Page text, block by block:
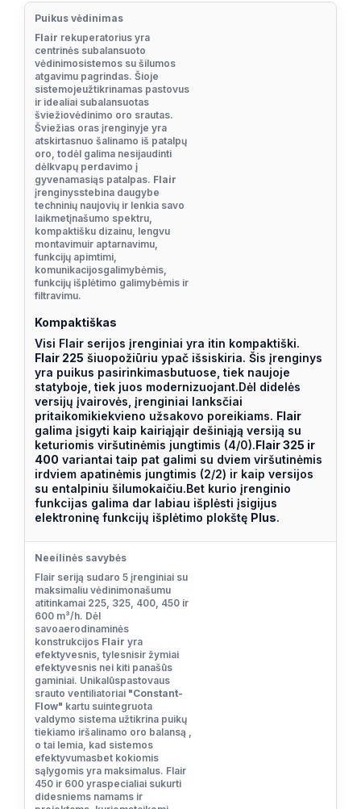
Puikus vėdinimas
Flair rekuperatorius yra
centrinės subalansuoto
vėdinimosistemos su šilumos
atgavimu pagrindas. Šioje
sistemojeužtikrinamas pastovus
ir idealiai subalansuotas
šviežiovėdinimo oro srautas.
Šviežias oras įrenginyje yra
atskirtasnuo šalinamo iš patalpų
oro, todėl galima nesijaudinti
dėlkvapų perdavimo į
gyvenamasiąs patalpas. Flair
įrenginysstebina daugybe
techninių naujovių ir lenkia savo
laikmetįnašumo spektru,
kompaktišku dizainu, lengvu
montavimuir aptarnavimu,
funkcijų apimtimi,
komunikacijosgalimybėmis,
funkcijų išplėtimo galimybėmis ir
filtravimu.
Kompaktiškas
Visi Flair serijos įrenginiai yra itin kompaktiški.
Flair 225 šiuopožiūriu ypač išsiskiria. Šis įrenginys
yra puikus pasirinkimasbutuose, tiek naujoje
statyboje, tiek juos modernizuojant.Dėl didelės
versijų įvairovės, įrenginiai lanksčiai
pritaikomikiekvieno užsakovo poreikiams. Flair
galima įsigyti kaip kairiąjąir dešiniąją versiją su
keturiomis viršutinėmis jungtimis (4/0).Flair 325 ir
400 variantai taip pat galimi su dviem viršutinėmis
irdviem apatinėmis jungtimis (2/2) ir kaip versijos
su entalpiniu šilumokaičiu.Bet kurio įrenginio
funkcijas galima dar labiau išplėsti įsigijus
elektroninę funkcijų išplėtimo plokštę Plus.
Neeilinės savybės
Flair seriją sudaro 5 įrenginiai su
maksimaliu vėdinimonašumu
atitinkamai 225, 325, 400, 450 ir
600 m³/h. Dėl
savoaerodinaminės
konstrukcijos Flair yra
efektyvesnis, tylesnisir žymiai
efektyvesnis nei kiti panašūs
gaminiai. Unikalūspastovaus
srauto ventiliatoriai "Constant-
Flow" kartu suintegruota
valdymo sistema užtikrina puikų
tiekiamo iršalinamo oro balansą ,
o tai lemia, kad sistemos
efektyvumasbet kokiomis
sąlygomis yra maksimalus. Flair
450 ir 600 yraspecialiai sukurti
didesniems namams ir